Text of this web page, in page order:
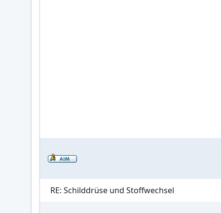
RE: Schilddrüse und Stoffwechsel